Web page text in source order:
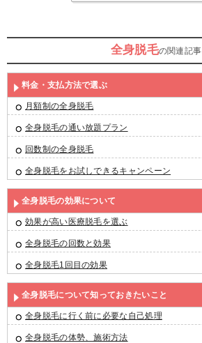
全身脱毛の関連記事
料金・支払方法で選ぶ
月額制の全身脱毛
全身脱毛の通い放題プラン
回数制の全身脱毛
全身脱毛をお試しできるキャンペーン
全身脱毛の効果について
効果が高い医療脱毛を選ぶ
全身脱毛の回数と効果
全身脱毛1回目の効果
全身脱毛について知っておきたいこと
全身脱毛に行く前に必要な自己処理
全身脱毛の体勢、施術方法